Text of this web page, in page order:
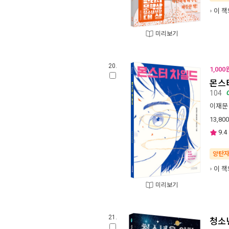
미리보기
이
20.
미리보기
1,000
몬스
104
이재문
13,800
9.4
양탄
이
21. 청소